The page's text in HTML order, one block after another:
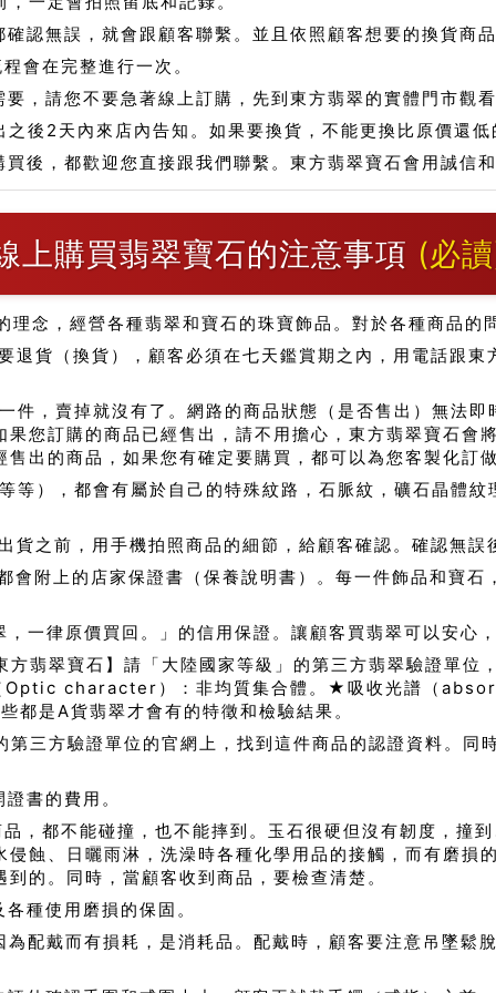
認無誤，就會跟顧客聯繫。並且依照顧客想要的換貨商
會在完整進行一次。
，請您不要急著線上訂購，先到東方翡翠的實體門市觀
後2天內來店內告知。如果要換貨，不能更換比原價還
後，都歡迎您直接跟我們聯繫。東方翡翠寶石會用誠信
上購買翡翠寶石的注意事項 (必
理念，經營各種翡翠和寶石的珠寶飾品。對於各種商品
退貨（換貨），顧客必須在七天鑑賞期之內，用電話跟
件，賣掉就沒有了。網路的商品狀態（是否售出）無法
您訂購的商品已經售出，請不用擔心，東方翡翠寶石會
出的商品，如果您有確定要購買，都可以為您客製化訂
等），都會有屬於自己的特殊紋路，石脈紋，礦石晶體
貨之前，用手機拍照商品的細節，給顧客確認。確認無誤
會附上的店家保證書（保養說明書）。每一件飾品和寶
一律原價買回。」的信用保證。讓顧客買翡翠可以安心
翡翠寶石】請「大陸國家等級」的第三方翡翠驗證單位
Optic character）：非均質集合體。★吸收光譜（
是A貨翡翠才會有的特徵和檢驗結果。
三方驗證單位的官網上，找到這件商品的認證資料。同
書的費用。
，都不能碰撞，也不能摔到。玉石很硬但沒有韌度，撞
蝕、日曬雨淋，洗澡時各種化學用品的接觸，而有磨損
的。同時，當顧客收到商品，要檢查清楚。
種使用磨損的保固。
配戴而有損耗，是消耗品。配戴時，顧客要注意吊墜鬆